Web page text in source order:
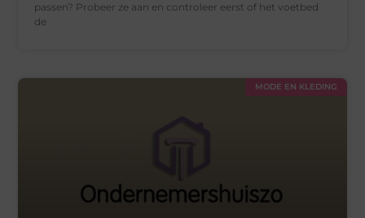
passen? Probeer ze aan en controleer eerst of het voetbed
de
MODE EN KLEDING